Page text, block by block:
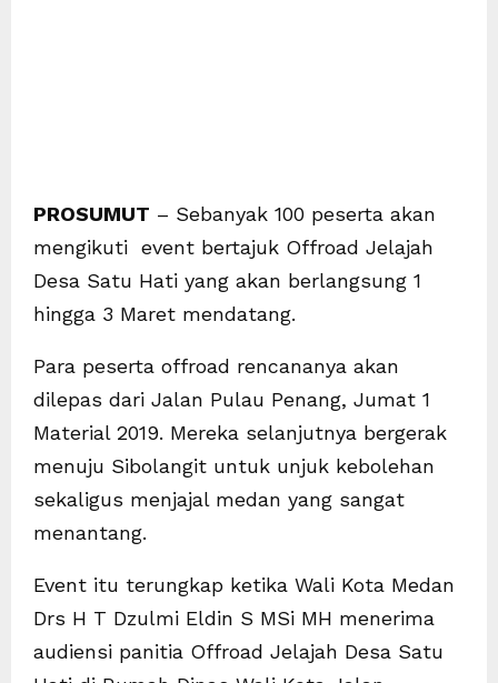
PROSUMUT – Sebanyak 100 peserta akan
mengikuti event bertajuk Offroad Jelajah
Desa Satu Hati yang akan berlangsung 1
hingga 3 Maret mendatang.
Para peserta offroad rencananya akan
dilepas dari Jalan Pulau Penang, Jumat 1
Material 2019. Mereka selanjutnya bergerak
menuju Sibolangit untuk unjuk kebolehan
sekaligus menjajal medan yang sangat
menantang.
Event itu terungkap ketika Wali Kota Medan
Drs H T Dzulmi Eldin S MSi MH menerima
audiensi panitia Offroad Jelajah Desa Satu